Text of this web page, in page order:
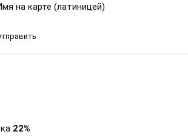
на карте (латиницей)
22%